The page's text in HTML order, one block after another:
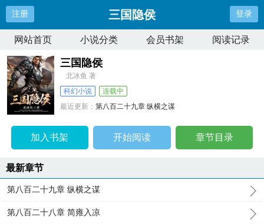
注册 三国隐侯 登录
网站首页 小说分类 会员书架 阅读记录
三国隐侯
北冰鱼 著
科幻小说
连载中
最近更新：第八百二十九章 纵横之谋
加入书架 开始阅读 章节目录
最新章节
第八百二十九章 纵横之谋
第八百二十八章 简雍入凉